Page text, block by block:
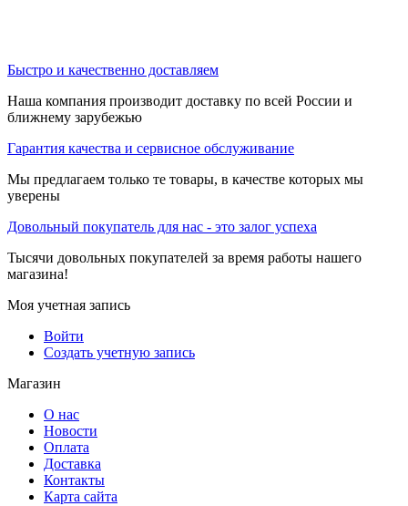
Быстро и качественно доставляем
Наша компания производит доставку по всей России и
ближнему зарубежью
Гарантия качества и сервисное обслуживание
Мы предлагаем только те товары, в качестве которых мы
уверены
Довольный покупатель для нас - это залог успеха
Тысячи довольных покупателей за время работы нашего
магазина!
Моя учетная запись
Войти
Создать учетную запись
Магазин
О нас
Новости
Оплата
Доставка
Контакты
Карта сайта